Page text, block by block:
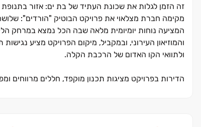
זה הזמן לגלות את שכונת העתיד של בת ים: אזור
והמוזיאון העירוני, ובמקביל, מיקום הפרויקט מציע
ולתוואי הקו האדום של הרכבת הקלה.
הדירות בפרויקט מציגות תכנון מוקפד, חללים